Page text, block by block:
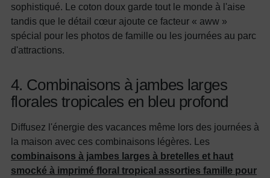
sophistiqué. Le coton doux garde tout le monde à l'aise
tandis que le détail cœur ajoute ce facteur « aww »
spécial pour les photos de famille ou les journées au parc
d'attractions.
4. Combinaisons à jambes larges
florales tropicales en bleu profond
Diffusez l'énergie des vacances même lors des journées à
la maison avec ces combinaisons légères. Les
combinaisons à jambes larges à bretelles et haut
smocké à imprimé floral tropical assorties famille pour